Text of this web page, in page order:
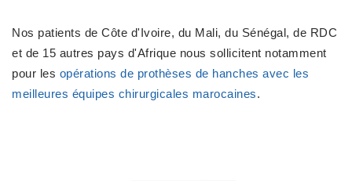
Nos patients de Côte d'Ivoire, du Mali, du Sénégal, de RDC
et de 15 autres pays d'Afrique nous sollicitent notamment
pour les opérations de prothèses de hanches avec les
meilleures équipes chirurgicales marocaines.